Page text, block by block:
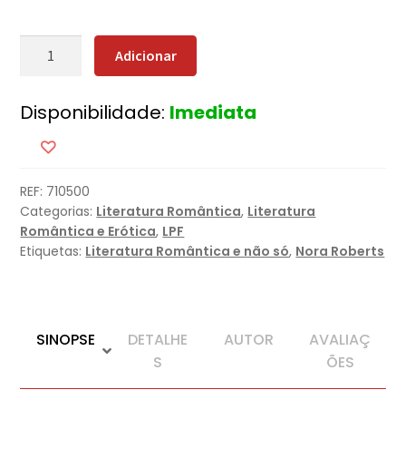
Quantidade
de
Mãos
[Nova
Edição]
Adicionar
Disponibilidade: Imediata
REF: 710500
Categorias: Literatura Romântica, Literatura
Romântica e Erótica, LPF
Etiquetas: Literatura Romântica e não só, Nora Roberts
SINOPSE
DETALHE
S
AUTOR
AVALIAÇ
ÕES